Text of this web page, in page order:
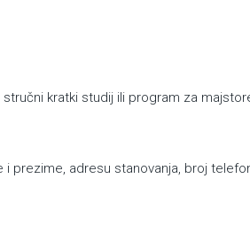
kratki studij ili program za
adresu stanovanja, broj